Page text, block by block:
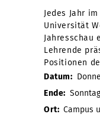
Jedes Jahr
Universität
Jahresschau
Lehrende
Positionen
Datum:
Ende:
Ort: Campus